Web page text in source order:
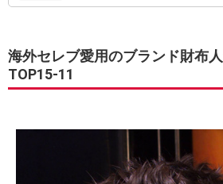
海外セレブ愛用のブランド財布
TOP15-11